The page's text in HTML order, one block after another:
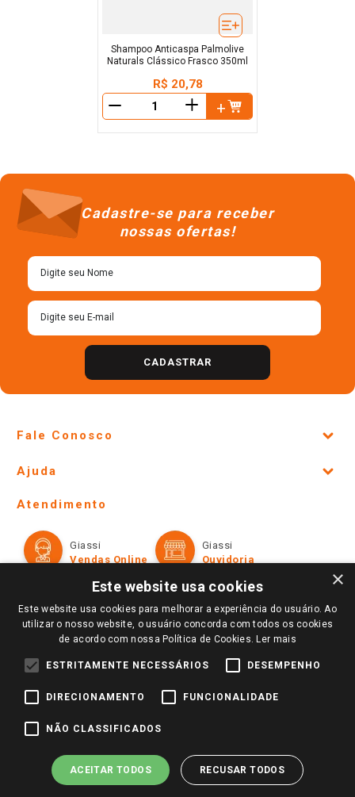
Shampoo Anticaspa Palmolive
Naturals Clássico Frasco 350ml
R$ 20,78
＋
Cadastre-se para receber
nossas ofertas!
CADASTRAR
Fale Conosco
Lojas Físicas e Horários
Ofertas
Televendas
Perguntas frequentes
Trabalhe Conosco
Identidade Visual
Ajuda
Formas de Pagamento
Políticas de entrega
Trocas e Devoluções
Atendimento
Giassi
Vendas Online
Giassi
Ouvidoria
Redes Sociais
Pagamento e Segurança
×
Este website usa cookies
Este website usa cookies para melhorar a experiência do usuário. Ao
utilizar o nosso website, o usuário concorda com todos os cookies
de acordo com nossa Política de Cookies. Ler mais
ESTRITAMENTE NECESSÁRIOS DESEMPENHO
DIRECIONAMENTO FUNCIONALIDADE
NÃO CLASSIFICADOS
ACEITAR TODOS RECUSAR TODOS